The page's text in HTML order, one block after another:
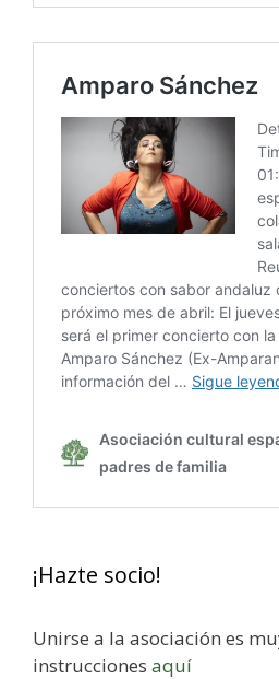
¡Hazte socio!
Unirse a la asociación es
instrucciones aquí